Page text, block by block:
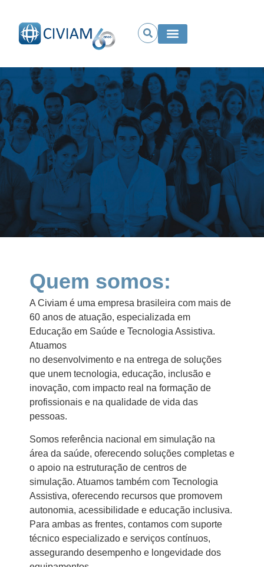
Quem somos:
A Civiam é uma empresa brasileira com mais de
60 anos de atuação, especializada em
Educação em Saúde e Tecnologia Assistiva.
Atuamos
no desenvolvimento e na entrega de soluções
que unem tecnologia, educação, inclusão e
inovação, com impacto real na formação de
profissionais e na qualidade de vida das
pessoas.
Somos referência nacional em simulação na
área da saúde, oferecendo soluções completas e
o apoio na estruturação de centros de
simulação. Atuamos também com Tecnologia
Assistiva, oferecendo recursos que promovem
autonomia, acessibilidade e educação inclusiva.
Para ambas as frentes, contamos com suporte
técnico especializado e serviços contínuos,
assegurando desempenho e longevidade dos